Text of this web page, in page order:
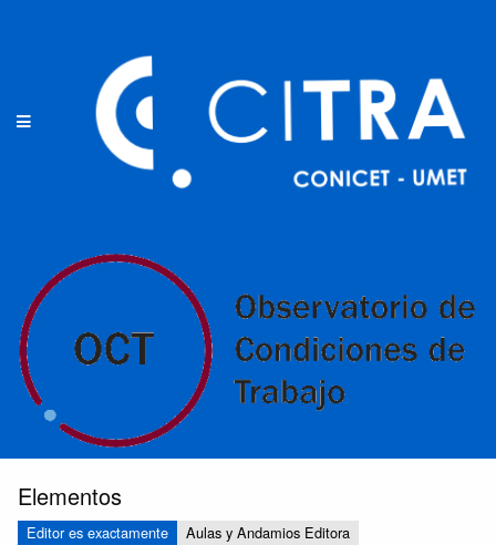
Elementos
Editor es exactamente Aulas y Andamios Editora